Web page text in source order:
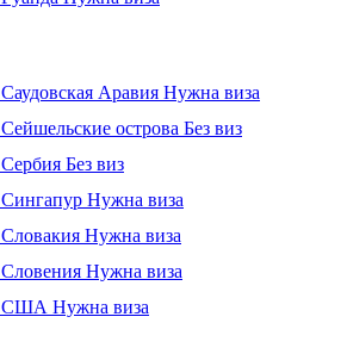
Саудовская Аравия Нужна виза
Сейшельские острова Без виз
Сербия Без виз
Сингапур Нужна виза
Словакия Нужна виза
Словения Нужна виза
США Нужна виза